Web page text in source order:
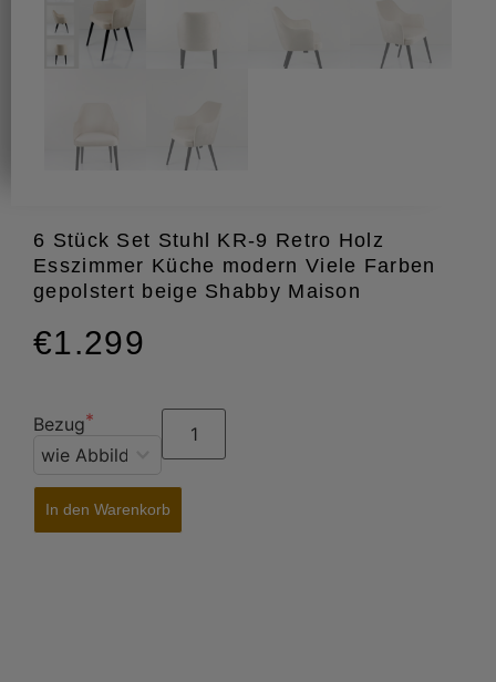
6 Stück Set Stuhl KR-9 Retro Holz
Esszimmer Küche modern Viele Farben
gepolstert beige Shabby Maison
€1.299
Bezug
In den Warenkorb